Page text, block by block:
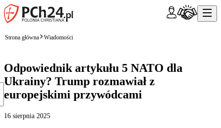
Strona główna Wiadomości
Odpowiednik artykułu 5 NATO dla
Ukrainy? Trump rozmawiał z
europejskimi przywódcami
16 sierpnia 2025